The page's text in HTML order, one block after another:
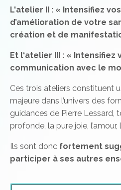
L'atelier II : « Intensifiez
d’amélioration de votre
création et de
Et l‘atelier III : «
communication avec le
Ces trois ateliers constituent
majeure dans l’univers des
guidances de Pierre Lessard,
profonde, la pure joie, l’amour,
Ils sont donc fortement
participer à ses autres